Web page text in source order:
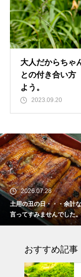
大人だからちゃ
との付き合い
よう。
2023.09.20
2026.07.28
土用の丑の日・・・余計
言ってすみませんでした
なかったですね・・・
おすすめ記事